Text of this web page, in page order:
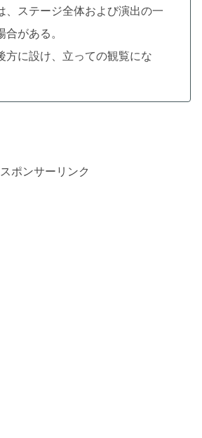
ステージ全体および演出の一
がある。
に設け、立っての観覧にな
スポンサーリンク